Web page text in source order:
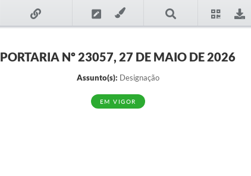
PORTARIA Nº 23057, 27 DE MAIO DE 2026
Assunto(s): Designação
EM VIGOR